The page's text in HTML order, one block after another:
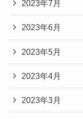
2023年7月
2023年6月
2023年5月
2023年4月
2023年3月